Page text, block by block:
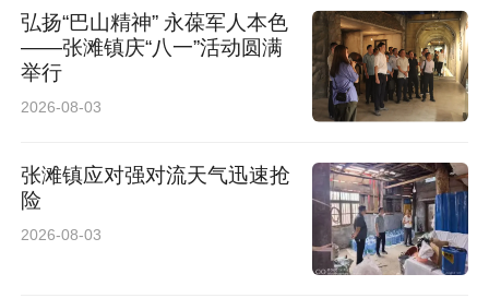
弘扬“巴山精神” 永葆军人本色
——张滩镇庆“八一”活动圆满
举行
2026-08-03
张滩镇应对强对流天气迅速抢
险
2026-08-03